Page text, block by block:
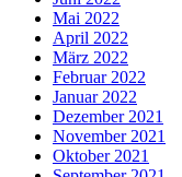
Mai 2022
April 2022
März 2022
Februar 2022
Januar 2022
Dezember 2021
November 2021
Oktober 2021